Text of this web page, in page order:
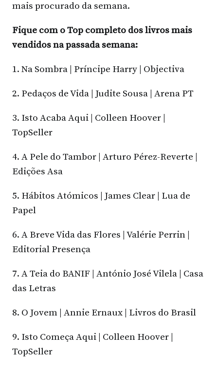
mais procurado da semana.
Fique com o Top completo dos livros mais
vendidos na passada semana:
1. Na Sombra | Príncipe Harry | Objectiva
2. Pedaços de Vida | Judite Sousa | Arena PT
3. Isto Acaba Aqui | Colleen Hoover |
TopSeller
4. A Pele do Tambor | Arturo Pérez-Reverte |
Edições Asa
5. Hábitos Atómicos | James Clear | Lua de
Papel
6. A Breve Vida das Flores | Valérie Perrin |
Editorial Presença
7. A Teia do BANIF | António José Vilela | Casa
das Letras
8. O Jovem | Annie Ernaux | Livros do Brasil
9. Isto Começa Aqui | Colleen Hoover |
TopSeller